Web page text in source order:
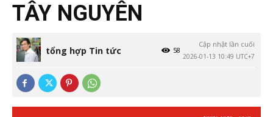
TÂY NGUYÊN
tổng hợp Tin tức
Cập nhật lần cuối
2026-01-13 10:49 UTC+7
58